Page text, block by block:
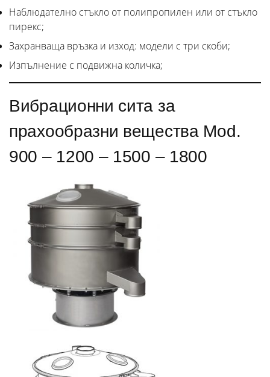
Наблюдателно стъкло от полипропилен или от стъкло
пирекс;
Захранваща връзка и изход: модели с три скоби;
Изпълнение с подвижна количка;
Вибрационни сита за
прахообразни вещества Mod.
900 – 1200 – 1500 – 1800